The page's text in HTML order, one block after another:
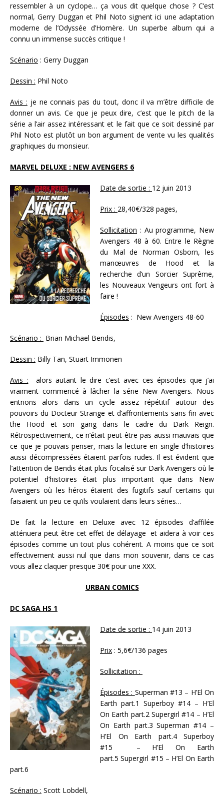
ressembler à un cyclope… ça vous dit quelque chose ? C’est
normal, Gerry Duggan et Phil Noto signent ici une adaptation
moderne de l’Odyssée d’Homère. Un superbe album qui a
connu un immense succès critique !
Scénario : Gerry Duggan
Dessin : Phil Noto
Avis : je ne connais pas du tout, donc il va m’être difficile de
donner un avis. Ce que je peux dire, c’est que le pitch de la
série a l’air assez intéressant et le fait que ce soit dessiné par
Phil Noto est plutôt un bon argument de vente vu les qualités
graphiques du monsieur.
MARVEL DELUXE : NEW AVENGERS 6
Date de sortie : 12 juin 2013
Prix : 28,40€/328 pages,
Sollicitation : Au programme, New
Avengers 48 à 60. Entre le Règne
du Mal de Norman Osborn, les
manœuvres de Hood et la
recherche d’un Sorcier Suprême,
les Nouveaux Vengeurs ont fort à
faire !
Épisodes : New Avengers 48-60
Scénario : Brian Michael Bendis,
Dessin : Billy Tan, Stuart Immonen
Avis : alors autant le dire c’est avec ces épisodes que j’ai
vraiment commencé à lâcher la série New Avengers. Nous
entrions alors dans un cycle assez répétitif autour des
pouvoirs du Docteur Strange et d’affrontements sans fin avec
the Hood et son gang dans le cadre du Dark Reign.
Rétrospectivement, ce n’était peut-être pas aussi mauvais que
ce que je pouvais penser, mais la lecture en single d’histoires
aussi décompressées étaient parfois rudes. Il est évident que
l’attention de Bendis était plus focalisé sur Dark Avengers où le
potentiel d’histoires était plus important que dans New
Avengers où les héros étaient des fugitifs sauf certains qui
faisaient un peu ce qu’ils voulaient dans leurs séries…
De fait la lecture en Deluxe avec 12 épisodes d’affilée
atténuera peut être cet effet de délayage et aidera à voir ces
épisodes comme un tout plus cohérent. A moins que ce soit
effectivement aussi nul que dans mon souvenir, dans ce cas
vous allez claquer presque 30€ pour une XXX.
URBAN COMICS
DC SAGA HS 1
Date de sortie : 14 juin 2013
Prix : 5,6€/136 pages
Sollicitation :
Épisodes : Superman #13 – H’El On
Earth part.1 Superboy #14 – H’El
On Earth part.2 Supergirl #14 – H’El
On Earth part.3 Superman #14 –
H’El On Earth part.4 Superboy
#15 – H’El On Earth
part.5 Supergirl #15 – H’El On Earth
part.6
Scénario : Scott Lobdell,